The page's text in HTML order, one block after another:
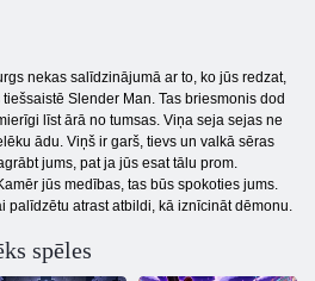
nekas salīdzinājumā ar to, ko jūs redzat,
Slender Man. Tas briesmonis dod
līst ārā no tumsas. Viņa seja sejas ne
ādu. Viņš ir garš, tievs un valkā sēras
jums, pat ja jūs esat tālu prom.
jūs medības, tas būs spokoties jums.
palīdzētu atrast atbildi, kā iznīcināt dēmonu.
spēles